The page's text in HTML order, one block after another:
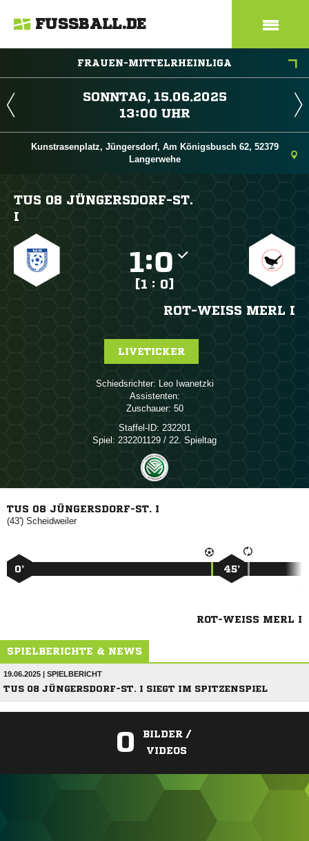
FUSSBALL.DE
FRAUEN-MITTELRHEINLIGA
 
 
Kunstrasenplatz, Jüngersdorf, Am Königsbusch 62, 52379
Langerwehe
TUS 08 JÜNGERSDORF-ST.
I
:
[1 : 0]
ROT-WEISS MERL I
LIVETICKER
Schiedsrichter:  
Assistenten:
Zuschauer: 50
Staffel-ID: 232201
Spiel: 232201129 / 22. Spieltag
TUS 08 JÜNGERSDORF-ST. I
(43') 
0’ 45’
ROT-WEISS MERL I
SPIELBERICHTE & NEWS
19.06.2025 | SPIELBERICHT
TUS 08 JÜNGERSDORF-ST. I SIEGT IM SPITZENSPIEL
0
BILDER /
VIDEOS